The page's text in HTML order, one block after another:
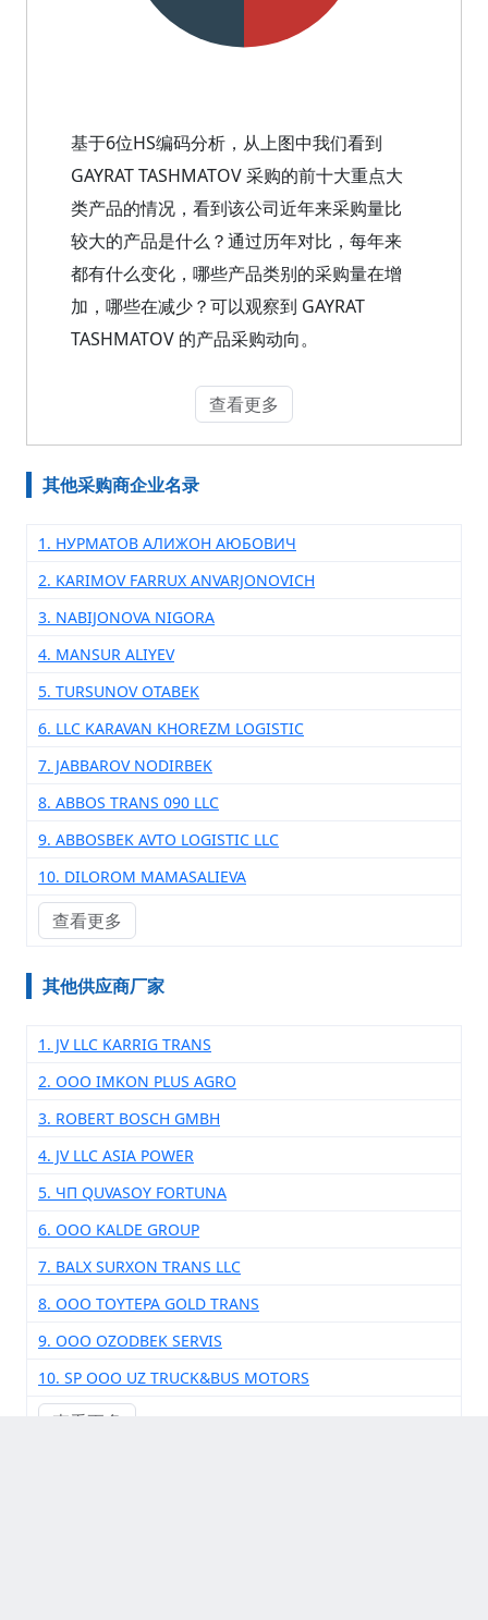
基于6位HS编码分析，从上图中我们看到
GAYRAT TASHMATOV 采购的前十大重点大
类产品的情况，看到该公司近年来采购量比
较大的产品是什么？通过历年对比，每年来
都有什么变化，哪些产品类别的采购量在增
加，哪些在减少？可以观察到 GAYRAT
TASHMATOV 的产品采购动向。
查看更多
其他采购商企业名录
1. НУРМАТОВ АЛИЖОН АЮБОВИЧ
2. KARIMOV FARRUX ANVARJONOVICH
3. NABIJONOVA NIGORA
4. MANSUR ALIYEV
5. TURSUNOV OTABEK
6. LLC KARAVAN KHOREZM LOGISTIC
7. JABBAROV NODIRBEK
8. ABBOS TRANS 090 LLC
9. ABBOSBEK AVTO LOGISTIC LLC
10. DILOROM MAMASALIEVA
查看更多
其他供应商厂家
1. JV LLC KARRIG TRANS
2. OOO IMKON PLUS AGRO
3. ROBERT BOSCH GMBH
4. JV LLC ASIA POWER
5. ЧП QUVASOY FORTUNA
6. OOO KALDE GROUP
7. BALX SURXON TRANS LLC
8. OOO TOYTEPA GOLD TRANS
9. OOO OZODBEK SERVIS
10. SP OOO UZ TRUCK&BUS MOTORS
查看更多